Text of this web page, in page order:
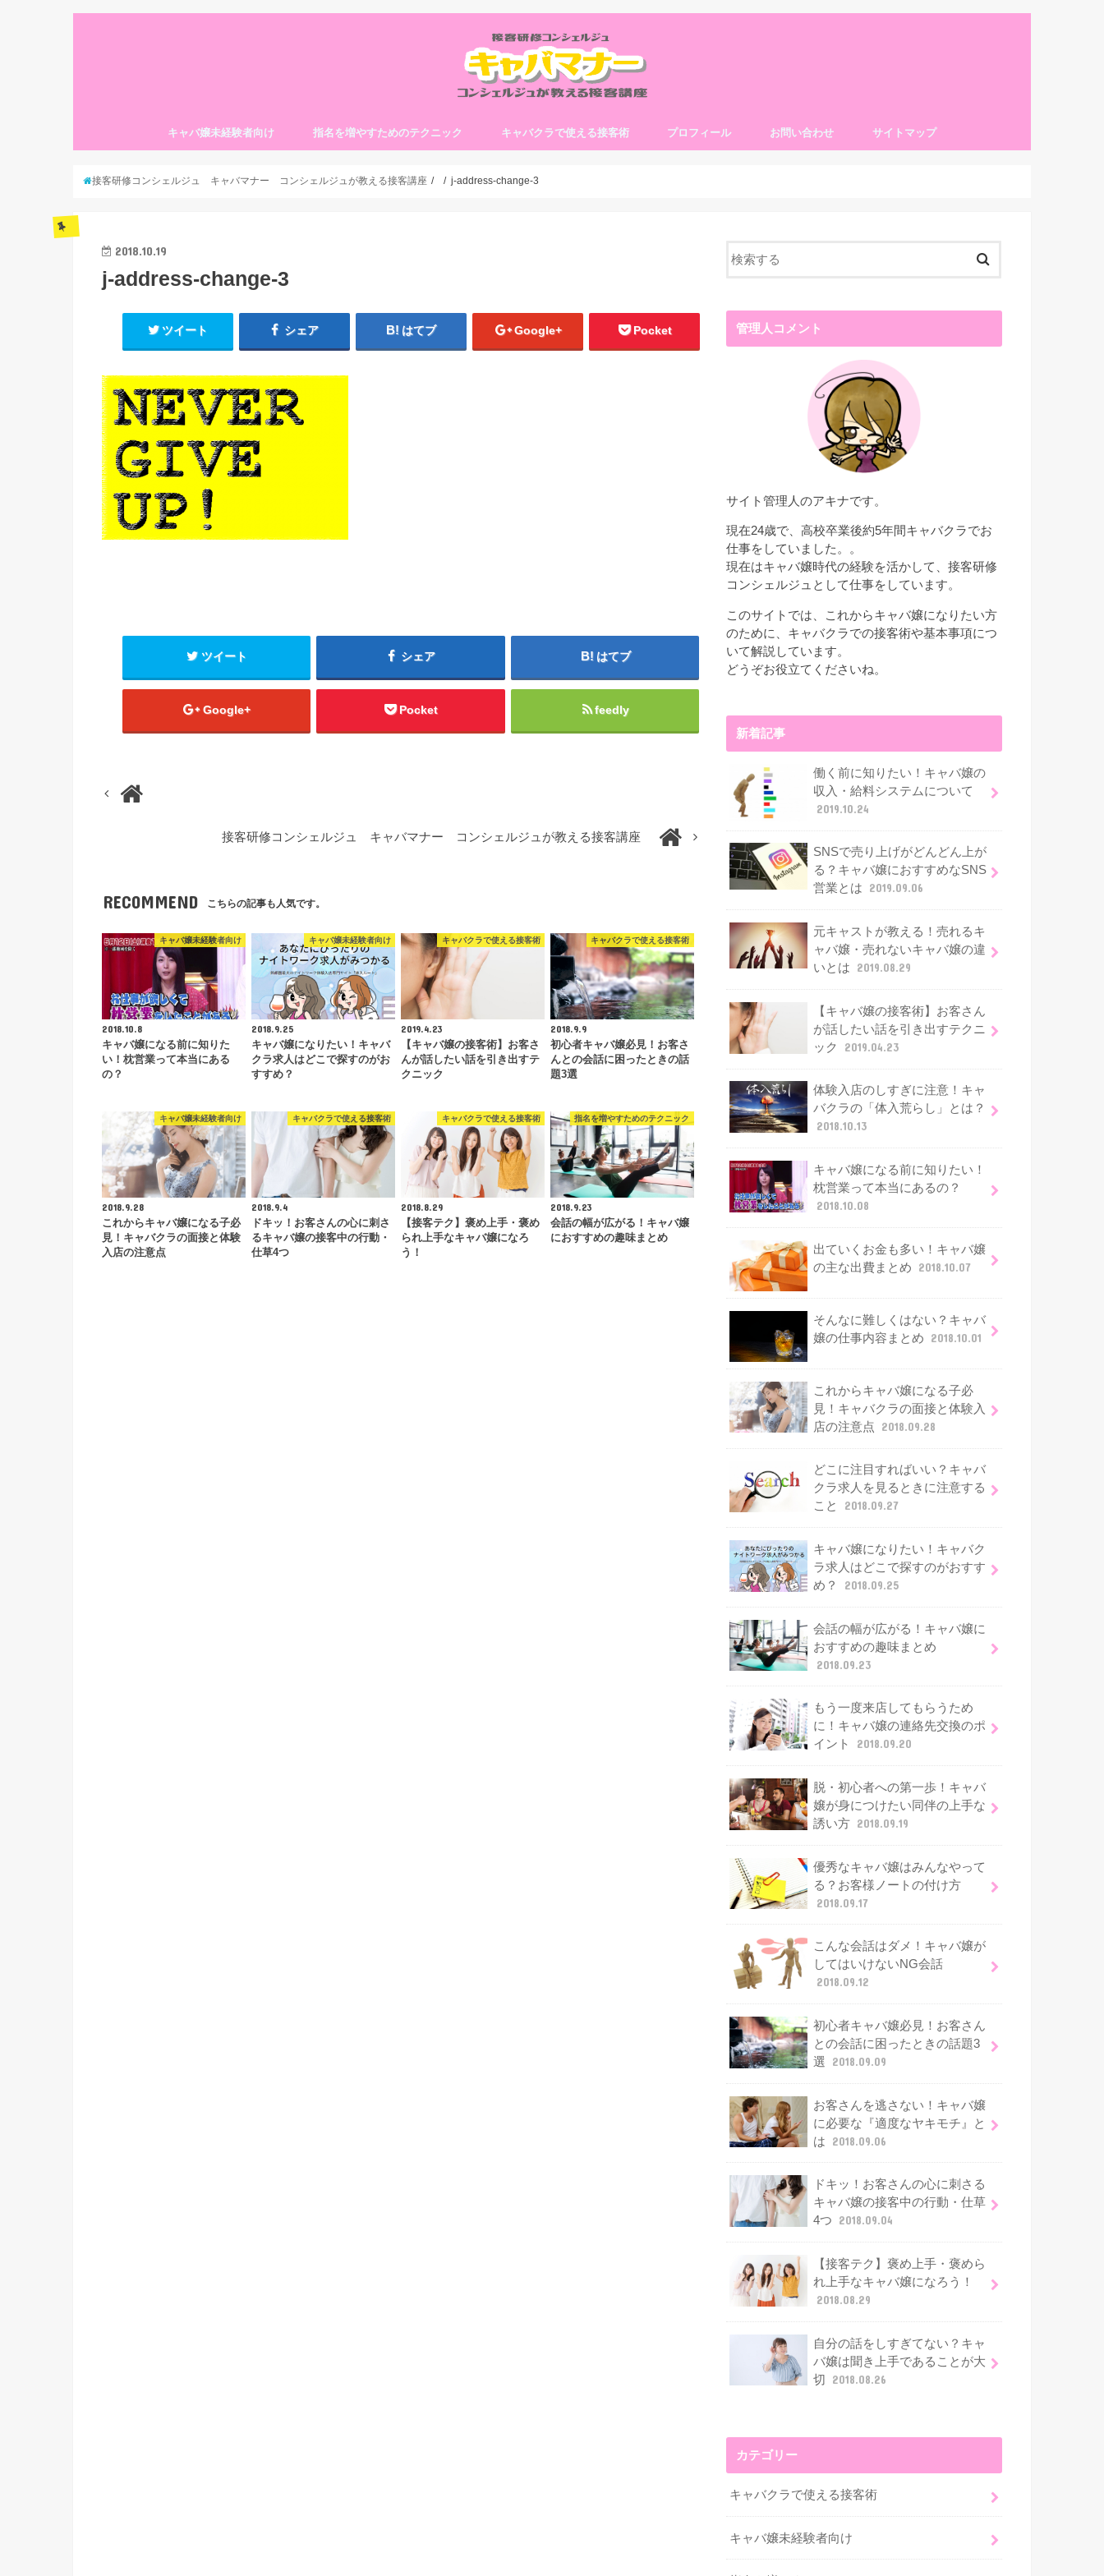
キャバ嬢未経験者向け 指名を増やすためのテクニック キャバクラで使える接客術 プロフィール お問い合わせ サイトマップ
接客研修コンシェルジュ キャバマナー コンシェルジュが教える接客講座 j-address-change-3
2018.10.19
j-address-change-3
ツイート シェア はてブ Google+ Pocket
ツイート シェア はてブ
Google+ Pocket feedly
接客研修コンシェルジュ キャバマナー コンシェルジュが教える接客講座
RECOMMEND こちらの記事も人気です。
キャバ嬢未経験者向け
2018.10.8
キャバ嬢になる前に知りた
い！枕営業って本当にある
の？
キャバ嬢未経験者向け
2018.9.25
キャバ嬢になりたい！キャバ
クラ求人はどこで探すのがお
すすめ？
キャバクラで使える接客術
2019.4.23
【キャバ嬢の接客術】お客さ
んが話したい話を引き出すテ
クニック
キャバクラで使える接客術
2018.9.9
初心者キャバ嬢必見！お客さ
んとの会話に困ったときの話
題3選
キャバ嬢未経験者向け
2018.9.28
これからキャバ嬢になる子必
見！キャバクラの面接と体験
入店の注意点
キャバクラで使える接客術
2018.9.4
ドキッ！お客さんの心に刺さ
るキャバ嬢の接客中の行動・
仕草4つ
キャバクラで使える接客術
2018.8.29
【接客テク】褒め上手・褒め
られ上手なキャバ嬢になろ
う！
指名を増やすためのテクニック
2018.9.23
会話の幅が広がる！キャバ嬢
におすすめの趣味まとめ
管理人コメント
サイト管理人のアキナです。
現在24歳で、高校卒業後約5年間キャバクラでお
仕事をしていました。。
現在はキャバ嬢時代の経験を活かして、接客研修
コンシェルジュとして仕事をしています。
このサイトでは、これからキャバ嬢になりたい方
のために、キャバクラでの接客術や基本事項につ
いて解説しています。
どうぞお役立てくださいね。
新着記事
働く前に知りたい！キャバ嬢の
収入・給料システムについて
2019.10.24
SNSで売り上げがどんどん上が
る？キャバ嬢におすすめなSNS
営業とは
2019.09.06
元キャストが教える！売れるキ
ャバ嬢・売れないキャバ嬢の違
いとは
2019.08.29
【キャバ嬢の接客術】お客さん
が話したい話を引き出すテクニ
ック
2019.04.23
体験入店のしすぎに注意！キャ
バクラの「体入荒らし」とは？
2018.10.13
キャバ嬢になる前に知りたい！
枕営業って本当にあるの？
2018.10.08
出ていくお金も多い！キャバ嬢
の主な出費まとめ
2018.10.07
そんなに難しくはない？キャバ
嬢の仕事内容まとめ
2018.10.01
これからキャバ嬢になる子必
見！キャバクラの面接と体験入
店の注意点
2018.09.28
どこに注目すればいい？キャバ
クラ求人を見るときに注意する
こと
2018.09.27
キャバ嬢になりたい！キャバク
ラ求人はどこで探すのがおすす
め？
2018.09.25
会話の幅が広がる！キャバ嬢に
おすすめの趣味まとめ
2018.09.23
もう一度来店してもらうため
に！キャバ嬢の連絡先交換のポ
イント
2018.09.20
脱・初心者への第一歩！キャバ
嬢が身につけたい同伴の上手な
誘い方 2018.09.19
優秀なキャバ嬢はみんなやって
る？お客様ノートの付け方
2018.09.17
こんな会話はダメ！キャバ嬢が
してはいけないNG会話
2018.09.12
初心者キャバ嬢必見！お客さん
との会話に困ったときの話題3
選
2018.09.09
お客さんを逃さない！キャバ嬢
に必要な『適度なヤキモチ』と
は
2018.09.06
ドキッ！お客さんの心に刺さる
キャバ嬢の接客中の行動・仕草
4つ
2018.09.04
【接客テク】褒め上手・褒めら
れ上手なキャバ嬢になろう！
2018.08.29
自分の話をしすぎてない？キャ
バ嬢は聞き上手であることが大
切
2018.08.26
カテゴリー
キャバクラで使える接客術
キャバ嬢未経験者向け